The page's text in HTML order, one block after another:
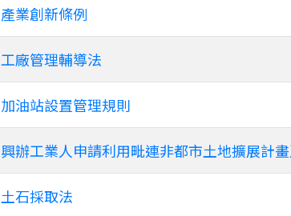
產業創新條例
工廠管理輔導法
加油站設置管理規則
興辦工業人申請利用毗連非都市土地擴展計
土石採取法